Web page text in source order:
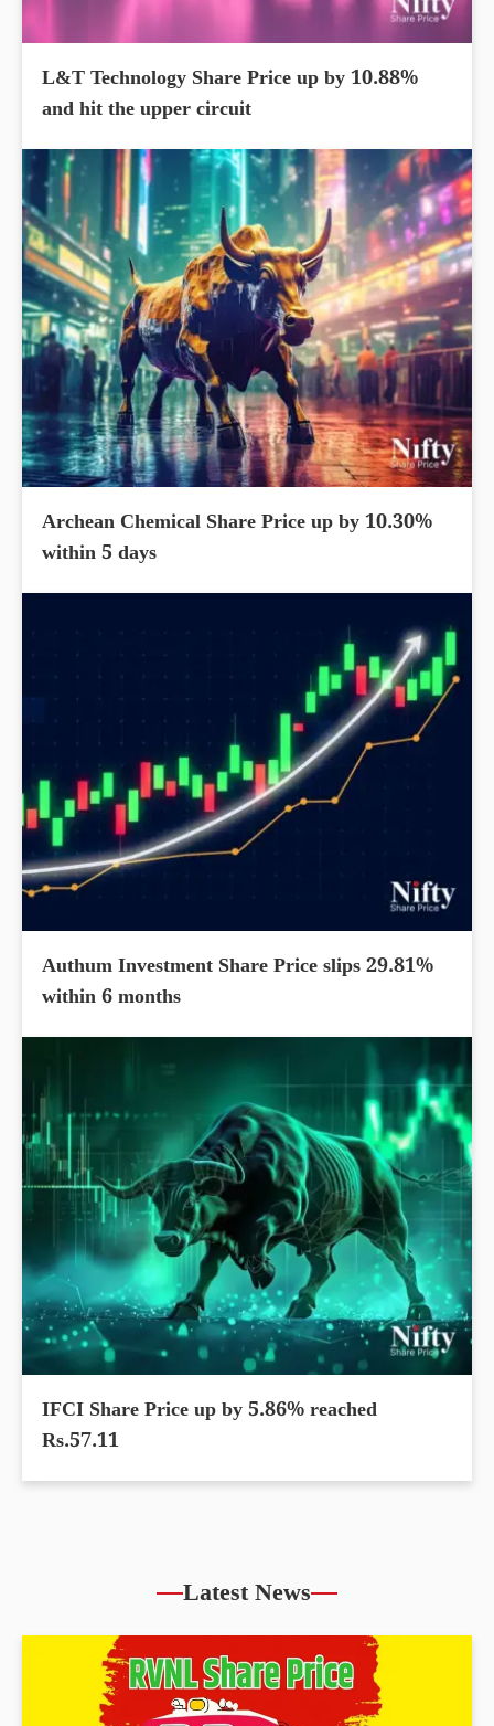
L&T Technology Share Price up by 10.88%
and hit the upper circuit
Archean Chemical Share Price up by 10.30%
within 5 days
Authum Investment Share Price slips 29.81%
within 6 months
IFCI Share Price up by 5.86% reached
Rs.57.11
Latest News